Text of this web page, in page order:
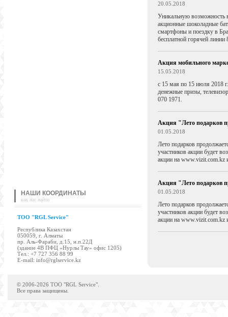
НАШИ КООРДИНАТЫ
как нас найти
TOO "RGL Service"
Республика Казахстан
050059, г. Алматы
пр. Аль-Фараби, д.15, н.п.22Д
(здание 4В ПФЦ «Нурлы Тау» офис 1205)
Tел.: +7 727 356 88 99
E-mail: info@rglservice.kz
20.05.2018
Уникальную возможность
акционные шоколадные
смартфоны и поездку в
бесплатной горячей
Акция мобильного
15.05.2018
с 15 мая по 15 июля 2018
денежные призы,
070 1971.
Акция "Лето подарков
01.05.2018
Лето подарков
участников акции будет
акции на www.vizit.com.kz
Акция "Лето подарков
01.05.2018
Лето подарков
участников акции будет
акции на www.vizit.com.kz
© 2006-2026 TOO "RGL Service".
Все права защищены.